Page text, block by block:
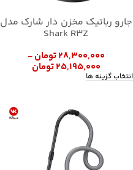
جارو رباتیک مخزن دار شارک مدل
Shark R3Z
۲۸,۳۰۰,۰۰۰تومان –
۲۵,۱۹۵,۰۰۰تومان
انتخاب گزینه ها